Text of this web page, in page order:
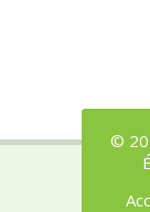
©